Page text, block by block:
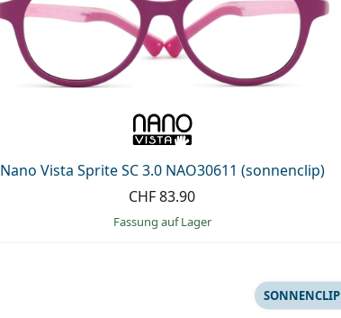
Nano Vista Sprite SC 3.0 NAO30611 (sonnenclip)
CHF 83.90
Fassung auf Lager
SONNENCLIP